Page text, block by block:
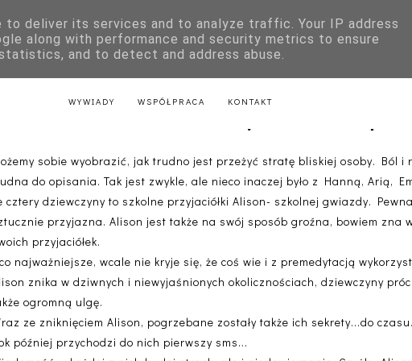
KSIĄŻKI DLA DZIECI LITERATURA POLSKA LITERATURA
LITERATURA Z PRZEPISAMI
WYWIADY WSPÓŁPRACA KONTAKT
Little Liars. Kłamczuchy - Sara Shepard
sobie wyobrazić, jak trudno jest przeżyć stratę bliskiej osoby. Ból i
do opisania. Tak jest zwykle, ale nieco inaczej było z Hanną, Arią,
cztery dziewczyny to szkolne przyjaciółki Alison- szkolnej gwiazdy.
przyjazna. Alison jest także na swój sposób groźna, bowiem zna
przyjaciółek.
najważniejsze, wcale nie kryje się, że coś wie i z premedytacją
znika w dziwnych i niewyjaśnionych okolicznościach, dziewczyny
ogromną ulgę.
ze zniknięciem Alison, pogrzebane zostały także ich sekrety...do czasu.
później przychodzi do nich pierwszy sms...
to deliver its services and to analyze traffic. Your IP address
along with performance and security metrics to ensure
and to detect and address abuse.